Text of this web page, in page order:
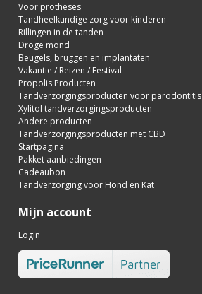
Voor protheses
Tandheelkundige zorg voor kinderen
Rillingen in de tanden
Droge mond
Beugels, bruggen en implantaten
Vakantie / Reizen / Festival
Propolis Producten
Tandverzorgingsproducten voor parodontitis
Xylitol tandverzorgingsproducten
Andere producten
Tandverzorgingsproducten met CBD
Startpagina
Pakket aanbiedingen
Cadeaubon
Tandverzorging voor Hond en Kat
Mijn account
Login